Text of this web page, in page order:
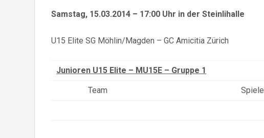
Samstag, 15.03.2014 – 17:00 Uhr in der Steinlihalle
U15 Elite SG Möhlin/Magden – GC Amicitia Zürich
Junioren U15 Elite – MU15E – Gruppe 1
Team Spiele